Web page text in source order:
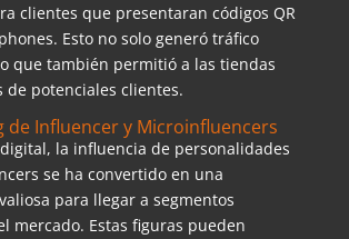
clientes que presentaran códigos QR
Esto no solo generó tráfico
que también permitió a las tiendas
de potenciales clientes.
de Influencer y Microinfluencers
la influencia de personalidades
se ha convertido en una
para llegar a segmentos
mercado. Estas figuras pueden